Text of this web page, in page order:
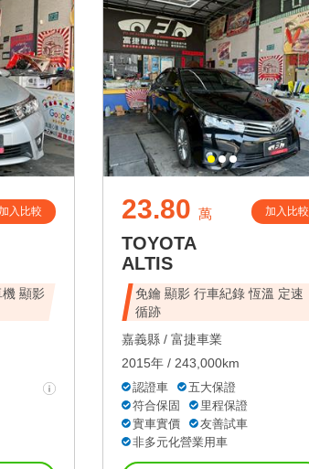
入比較
顯影
23.80 萬 加入比較
TOYOTA
ALTIS
免鑰 顯影 行車紀錄 恆溫 定速
循跡
嘉義縣 / 富捷車業
2015年 / 243,000km
認證車
五大保證
符合保固
里程保證
實車實價
友善試車
非多元化營業用車